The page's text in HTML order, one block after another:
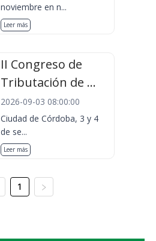
noviembre en n...
Leer más
II Congreso de
Tributación de ...
2026-09-03 08:00:00
Ciudad de Córdoba, 3 y 4
de se...
Leer más
1